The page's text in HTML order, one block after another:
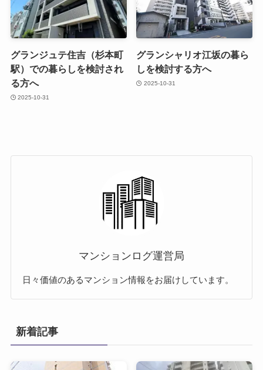
グランジュテ住吉（杉本町
駅）での暮らしを検討され
る方へ
2025-10-31
グランシャリオ江坂の暮ら
しを検討する方へ
2025-10-31
マンションログ運営局
日々価値のあるマンション情報をお届けしています。
新着記事